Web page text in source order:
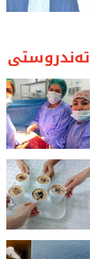
تەندروستی